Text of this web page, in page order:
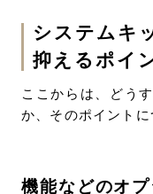
システムキ
抑えるポイ
ここからは、どう
か、そのポイントに
機能などのオ